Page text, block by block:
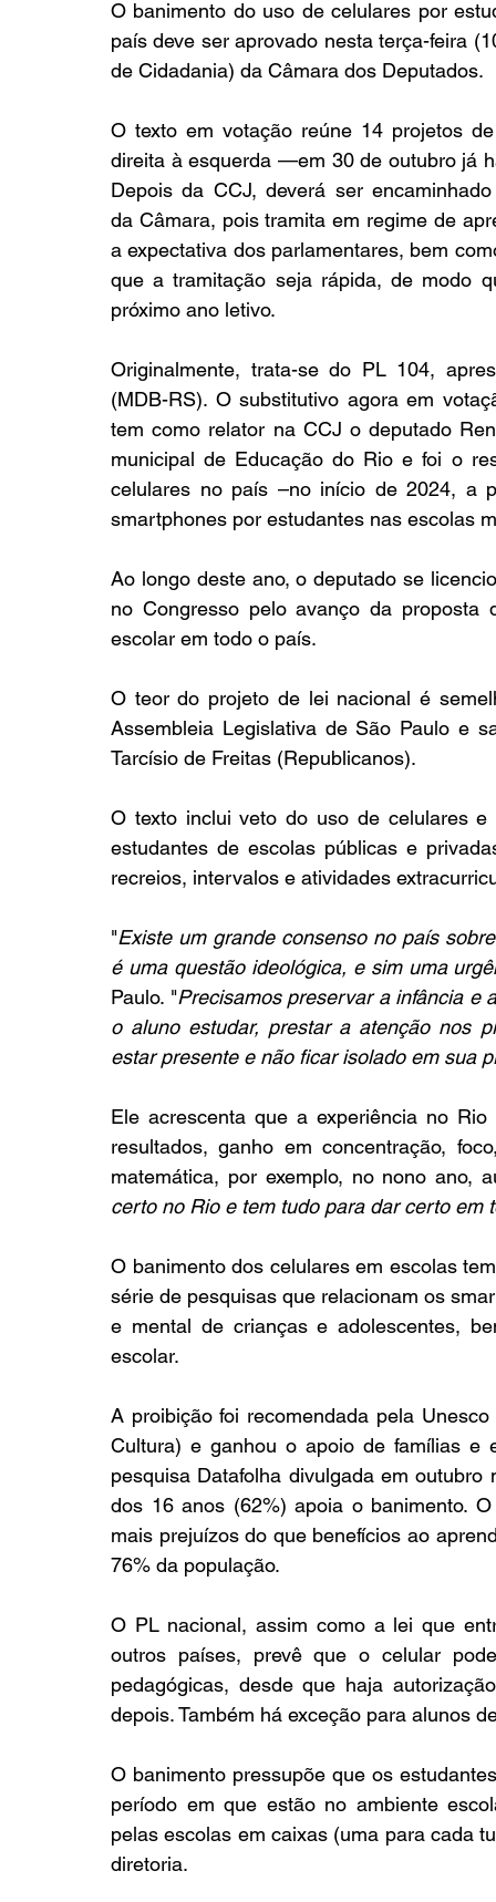
O banimento do uso de celulares por
país deve ser aprovado nesta terça-feira
de Cidadania) da Câmara dos Deputados.
O texto em votação reúne 14 projetos
direita à esquerda —em 30 de outubro já
Depois da CCJ, deverá ser
da Câmara, pois tramita em regime de
a expectativa dos parlamentares, bem
que a tramitação seja rápida, de modo
próximo ano letivo.
Originalmente, trata-se do PL 104,
(MDB-RS). O substitutivo agora em
tem como relator na CCJ o deputado
municipal de Educação do Rio e foi o
celulares no país –no início de 2024, a
smartphones por estudantes nas escolas
Ao longo deste ano, o deputado se
no Congresso pelo avanço da
escolar em todo o país.
O teor do projeto de lei nacional é
Assembleia Legislativa de São Paulo e
Tarcísio de Freitas (Republicanos).
O texto inclui veto do uso de celulares
estudantes de escolas públicas e
recreios, intervalos e atividades
"Existe um grande consenso no país
é uma questão ideológica, e sim uma
Paulo. "Precisamos preservar a infância e
o aluno estudar, prestar a atenção nos
estar presente e não ficar isolado em sua
Ele acrescenta que a experiência no
resultados, ganho em concentração,
matemática, por exemplo, no nono ano,
certo no Rio e tem tudo para dar certo em
O banimento dos celulares em escolas
série de pesquisas que relacionam os
e mental de crianças e adolescentes,
escolar.
A proibição foi recomendada pela
Cultura) e ganhou o apoio de famílias e
pesquisa Datafolha divulgada em
dos 16 anos (62%) apoia o banimento.
mais prejuízos do que benefícios ao
76% da população.
O PL nacional, assim como a lei que
outros países, prevê que o celular
pedagógicas, desde que haja
depois. Também há exceção para alunos
O banimento pressupõe que os
período em que estão no ambiente
pelas escolas em caixas (uma para cada
diretoria.